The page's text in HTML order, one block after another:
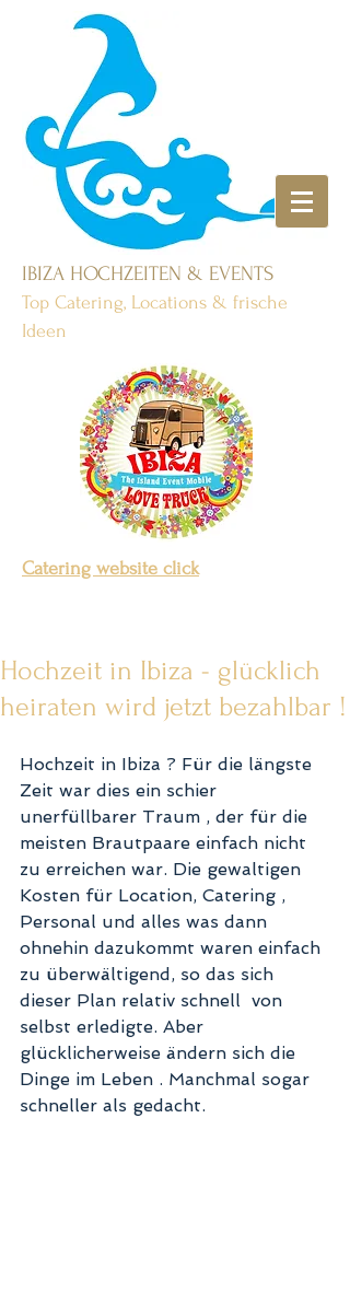
IBIZA HOCHZEITEN & EVENTS
Top Catering, Locations & frische
Ideen
Catering website click
Hochzeit in Ibiza - glücklich
heiraten wird jetzt bezahlbar !
Hochzeit in Ibiza ? Für die längste
Zeit war dies ein schier
unerfüllbarer Traum , der für die
meisten Brautpaare einfach nicht
zu erreichen war. Die gewaltigen
Kosten für Location, Catering ,
Personal und alles was dann
ohnehin dazukommt waren einfach
zu überwältigend, so das sich
dieser Plan relativ schnell  von
selbst erledigte. Aber
glücklicherweise ändern sich die
Dinge im Leben . Manchmal sogar
schneller als gedacht.